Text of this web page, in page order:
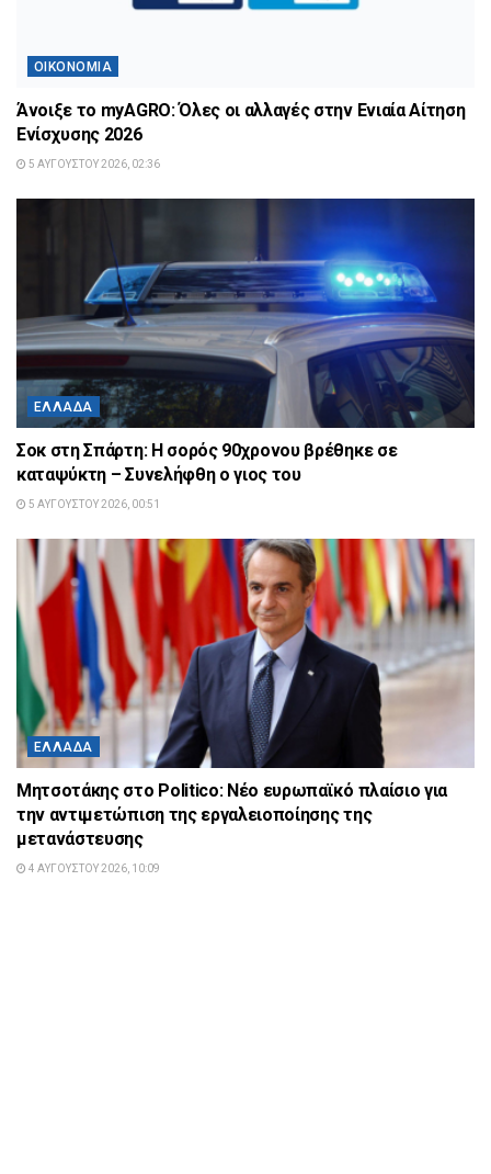
ΟΙΚΟΝΟΜΊΑ
Άνοιξε το myAGRO: Όλες οι αλλαγές στην Ενιαία Αίτηση
Ενίσχυσης 2026
5 ΑΥΓΟΎΣΤΟΥ 2026, 02:36
ΕΛΛΆΔΑ
Σοκ στη Σπάρτη: Η σορός 90χρονου βρέθηκε σε
καταψύκτη – Συνελήφθη ο γιος του
5 ΑΥΓΟΎΣΤΟΥ 2026, 00:51
ΕΛΛΆΔΑ
Μητσοτάκης στο Politico: Νέο ευρωπαϊκό πλαίσιο για
την αντιμετώπιση της εργαλειοποίησης της
μετανάστευσης
4 ΑΥΓΟΎΣΤΟΥ 2026, 10:09